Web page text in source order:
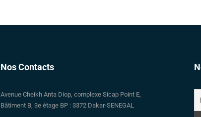
Nos Contacts
Avenue Cheikh Anta Diop, complexe Sicap Point E,
Bâtiment B, 3e étage BP : 3372 Dakar-SENEGAL